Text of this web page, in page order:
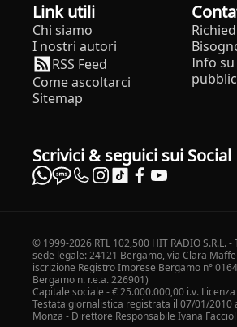
Link utili
Chi siamo
I nostri autori
RSS Feed
Come ascoltarci
Sitemap
Info su
Scrivici & seguici sui Social
© 1999-2026 RTL 102,500 HIT RADIO S.R.L.
sede legale: 24121 Bergamo, via Clara
iscrizione Registro Imprese Bergamo n°
Bergamo n. r.e.a. 226901)
Capitale sociale - € 25.000.000,00 i.v.
Testata giornalistica registrata il 07/01/2010
Monza - Direttore Responsabile Ivana Faccioli